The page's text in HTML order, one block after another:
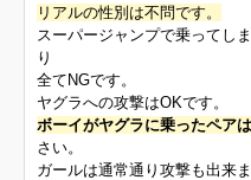
リアルの性別は不問です。
スーパージャンプで乗ってし
り
全てNGです。
ヤグラへの攻撃はOKです。
ボーイがヤグラに乗ったペア
さい。
ガールは通常通り攻撃も出来ま